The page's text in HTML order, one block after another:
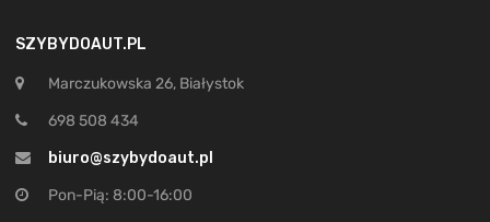
SZYBYDOAUT.PL
Marczukowska 26, Białystok
698 508 434
biuro@szybydoaut.pl
Pon-Pią: 8:00-16:00